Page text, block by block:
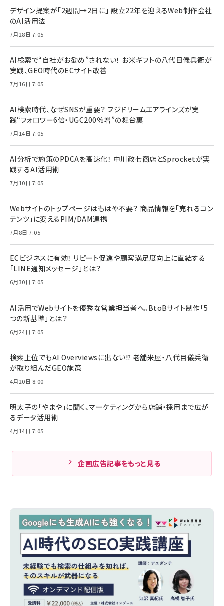
デザイン提案が「2週間→2日に」 設立22年を迎えるWeb制作会社
のAI活用法
7月28日 7:05
AI検索で“自社がお勧め”されない！ お米ギフトの八代目儀兵衛が
実践、GEO時代のECサイト改善
7月16日 7:05
AI検索時代、なぜSNSが重要？ フジドリームエアラインズが実
践“フォロワー6倍・UGC200％増”の舞台裏
7月14日 7:05
AI分析で施策のPDCAを高速化！ 中川政七商店とSprocketが実
践するAI活用術
7月10日 7:05
Webサイトのトップページはもはや不要？ 商品情報を「売れるコン
テンツ」に変えるPIM/DAM連携
7月8日 7:05
ECビジネスに有効！ リピート促進や顧客満足度向上に直結する
「LINE通知メッセージ」とは？
6月30日 7:05
AI活用でWebサイトを優秀な営業担当者へ。BtoBサイト制作「5
つの新基準」とは？
6月24日 7:05
検索上位でもAI Overviewsに出ない!? 老舗米屋・八代目儀兵衛
が取り組んだGEO施策
4月20日 8:00
明太子の「やまや」に聞く、マーケティングから店舗・採用まで広が
るデータ活用術
4月14日 7:05
企画広告記事をもっと見る